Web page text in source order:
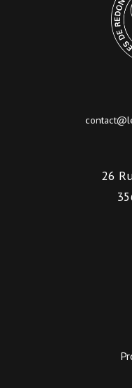
26